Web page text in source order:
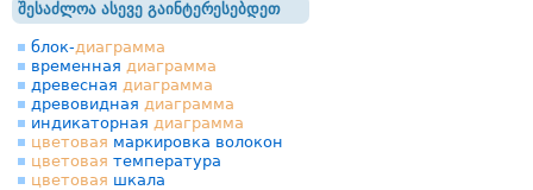
შესაძლოა ასევე გაინტერესებდეთ
блок-диаграмма
временная диаграмма
древесная диаграмма
древовидная диаграмма
индикаторная диаграмма
цветовая маркировка волокон
цветовая температура
цветовая шкала